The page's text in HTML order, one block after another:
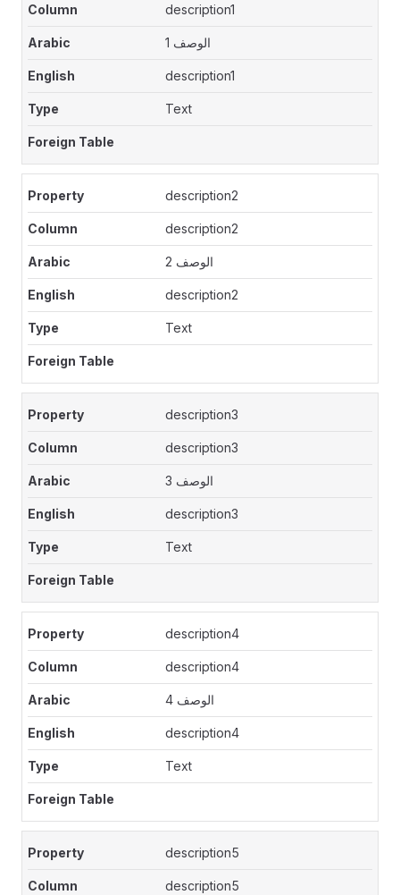
description1
الوصف 1
description1
Text
description2
description2
الوصف 2
description2
Text
description3
description3
الوصف 3
description3
Text
description4
description4
الوصف 4
description4
Text
description5
description5